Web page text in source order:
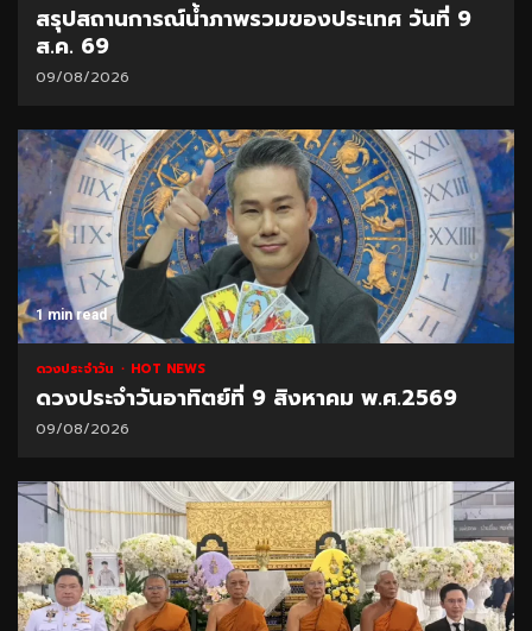
สรุปสถานการณ์น้ำภาพรวมของประเทศ วันที่ 9
ส.ค. 69
09/08/2026
1 min read
ดวงประจำวัน HOT NEWS
ดวงประจำวันอาทิตย์ที่ 9 สิงหาคม พ.ศ.2569
09/08/2026